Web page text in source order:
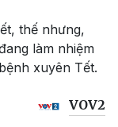
thế nhưng,
làm nhiệm
xuyên Tết.
VOV2